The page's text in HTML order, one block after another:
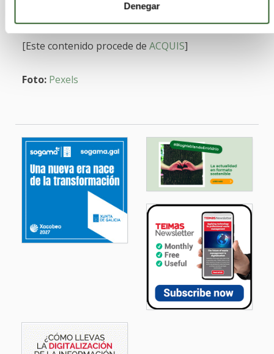
Denegar
[Este contenido procede de ACQUIS]
Foto: Pexels